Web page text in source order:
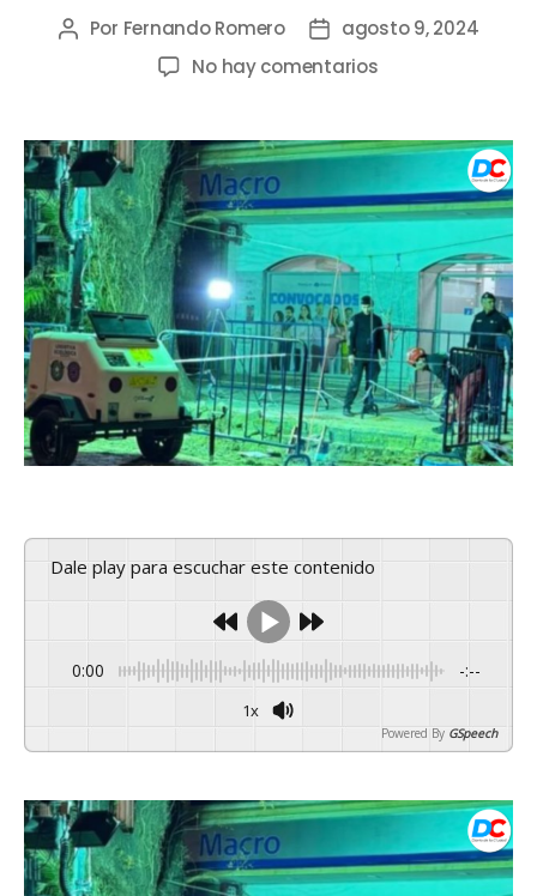
Por Fernando Romero
agosto 9, 2024
No hay comentarios
Dale play para escuchar este contenido
0:00 -:--
1x
Powered By GSpeech